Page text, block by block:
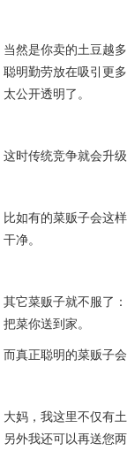
当然是你卖的土豆越
聪明勤劳放在吸引更
太公开透明了。
这时传统竞争就会升
比如有的菜贩子会这
干净。
其它菜贩子就不服了
把菜你送到家。
而真正聪明的菜贩子会
大妈，我这里不仅有
另外我还可以再送您